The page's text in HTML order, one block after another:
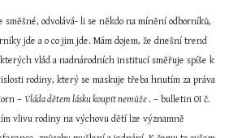
odvolává- li se někdo na mínění odborníků,
jde a o co jim jde. Mám dojem, že dnešní trend
vlád a nadnárodních institucí směřuje spíše k
rodiny, který se maskuje třeba hnutím za práva
– Vláda dětem lásku koupit nemůže . – bulletin OI č.
vlivu rodiny na výchovu dětí lze významně